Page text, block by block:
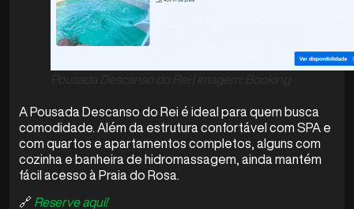
A Pousada Descanso do Rei é ideal para quem busca
comodidade. Além da estrutura confortável com SPA e
com quartos e apartamentos completos, alguns com
cozinha e banheira de hidromassagem, ainda mantém
fácil acesso à Praia do Rosa.
🔗 Reserve aqui!